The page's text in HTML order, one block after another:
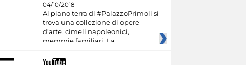
04/10/2018
Al piano terra di #PalazzoPrimoli si
trova una collezione di opere
d’arte, cimeli napoleonici,
memorie familiari. La